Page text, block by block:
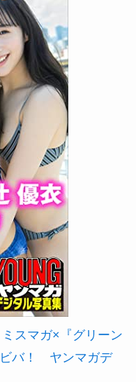
スマガ×『グリーン
バ！ ヤンマガデ